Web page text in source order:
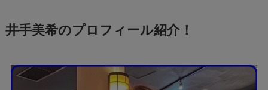
井手美希のプロフィール紹介！